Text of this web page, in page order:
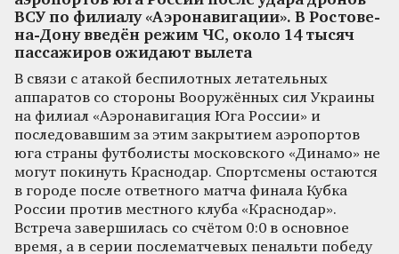
ВСУ по филиалу «Аэронавигации». В Ростове-
на-Дону введён режим ЧС, около 14 тысяч
пассажиров ожидают вылета
В связи с атакой беспилотных летательных
аппаратов со стороны Вооружённых сил Украины
на филиал «Аэронавигация Юга России» и
последовавшим за этим закрытием аэропортов
юга страны футболисты московского «Динамо» не
могут покинуть Краснодар. Спортсмены остаются
в городе после ответного матча финала Кубка
России против местного клуба «Краснодар».
Встреча завершилась со счётом 0:0 в основное
время, а в серии послематчевых пенальти победу